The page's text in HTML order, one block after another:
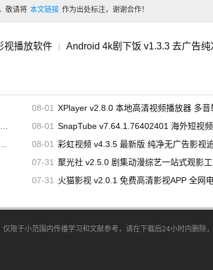
完结动画、高分经典作品，剧集持续更新，题
榜单页面，结合豆瓣高分推荐，可按照热度、
新集数与完结状态，点击即可切换集数，追番流
敬请将 本文链接 作为出处标注，谢谢合作！
视播放软件 | Android 4k剧下饭 v1.3.3 去广告纯
08-01 XPlayer v2.8.0 本地高清视频播放器 多音轨解
08-01 SnapTube v7.64.1.76402401 海外短视
08-01 彩虹视频 v4.3.5 最新版 纯净无广告影视
07-31 聚光社 v2.5.0 剧集动漫综艺一站式观影
07-31 火猫影视 v2.0.1 免费高清影视APP 全网
限于小范围内传播学习和文献参考，请在下载后24小时内删